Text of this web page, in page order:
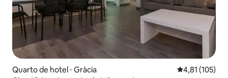
Quarto de hotel ⋅ Gràcia 4,81 de uma
4,81 (105)